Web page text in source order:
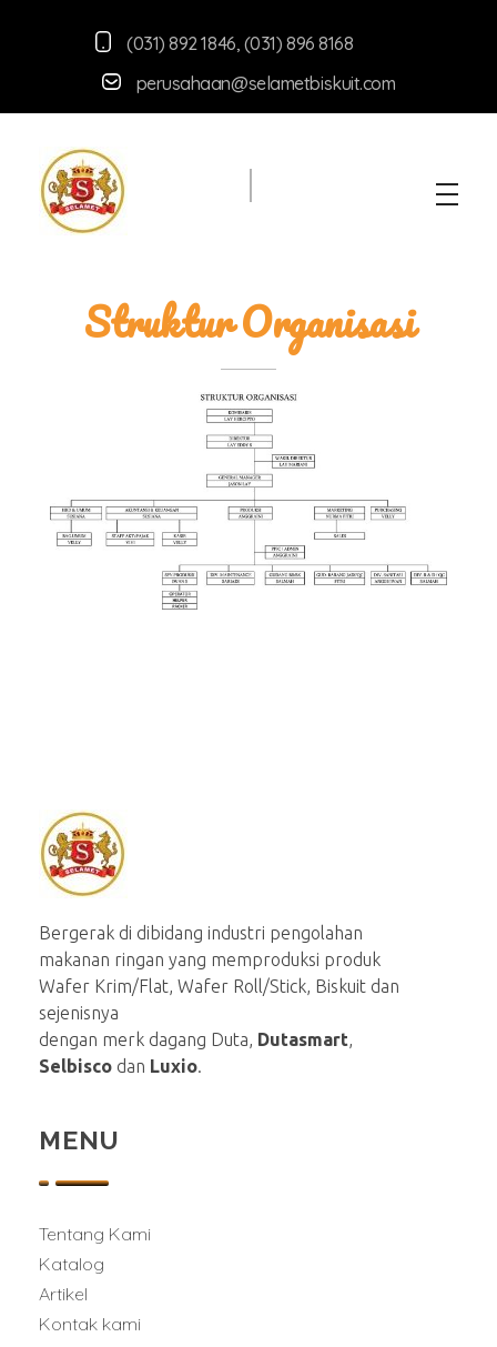
(031) 892 1846, (031) 896 8168
perusahaan@selametbiskuit.com
Struktur Organisasi
Bergerak di dibidang industri pengolahan
makanan ringan yang memproduksi produk
Wafer Krim/Flat, Wafer Roll/Stick, Biskuit dan
sejenisnya
dengan merk dagang Duta, Dutasmart,
Selbisco dan Luxio.
MENU
Tentang Kami
Katalog
Artikel
Kontak kami